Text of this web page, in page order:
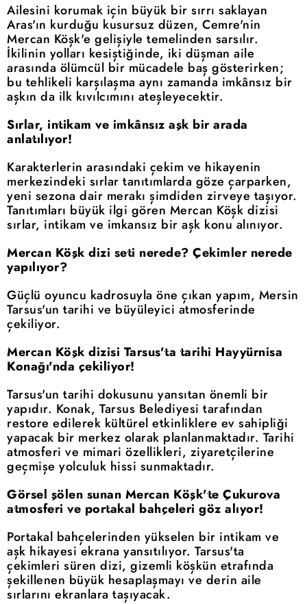
Ailesini korumak için büyük bir sırrı saklayan
Aras'ın kurduğu kusursuz düzen, Cemre'nin
Mercan Köşk'e gelişiyle temelinden sarsılır.
İkilinin yolları kesiştiğinde, iki düşman aile
arasında ölümcül bir mücadele baş gösterirken;
bu tehlikeli karşılaşma aynı zamanda imkânsız bir
aşkın da ilk kıvılcımını ateşleyecektir.
Sırlar, intikam ve imkânsız aşk bir arada
anlatılıyor!
Karakterlerin arasındaki çekim ve hikayenin
merkezindeki sırlar tanıtımlarda göze çarparken,
yeni sezona dair merakı şimdiden zirveye taşıyor.
Tanıtımları büyük ilgi gören Mercan Köşk dizisi
sırlar, intikam ve imkansız bir aşk konu alınıyor.
Mercan Köşk dizi seti nerede? Çekimler nerede
yapılıyor?
Güçlü oyuncu kadrosuyla öne çıkan yapım, Mersin
Tarsus'un tarihi ve büyüleyici atmosferinde
çekiliyor.
Mercan Köşk dizisi Tarsus'ta tarihi Hayyürnisa
Konağı'nda çekiliyor!
Tarsus'un tarihi dokusunu yansıtan önemli bir
yapıdır. Konak, Tarsus Belediyesi tarafından
restore edilerek kültürel etkinliklere ev sahipliği
yapacak bir merkez olarak planlanmaktadır. Tarihi
atmosferi ve mimari özellikleri, ziyaretçilerine
geçmişe yolculuk hissi sunmaktadır.
Görsel şölen sunan Mercan Köşk'te Çukurova
atmosferi ve portakal bahçeleri göz alıyor!
Portakal bahçelerinden yükselen bir intikam ve
aşk hikayesi ekrana yansıtılıyor. Tarsus'ta
çekimleri süren dizi, gizemli köşkün etrafında
şekillenen büyük hesaplaşmayı ve derin aile
sırlarını ekranlara taşıyacak.